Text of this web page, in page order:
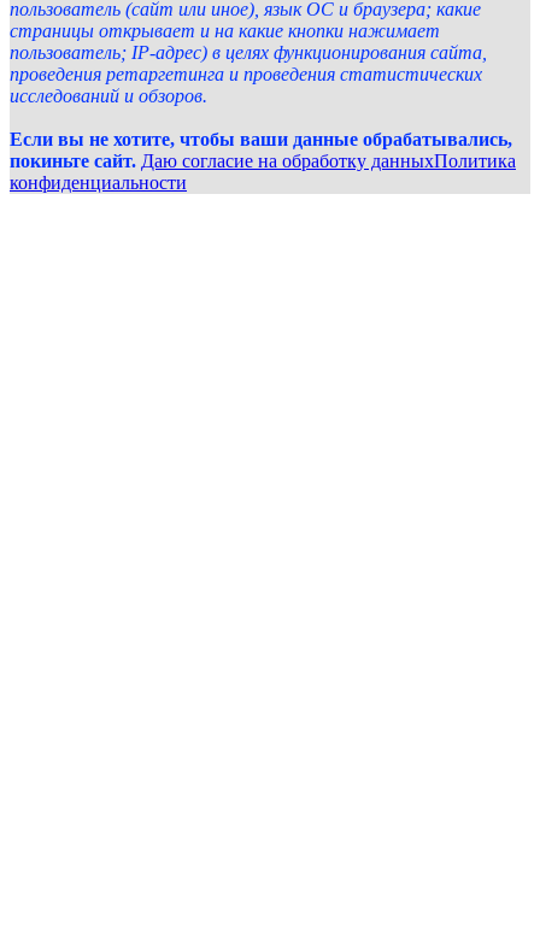
пользователь (сайт или иное), язык ОС и браузера; какие
страницы открывает и на какие кнопки нажимает
пользователь; IP-адрес) в целях функционирования сайта,
проведения ретаргетинга и проведения статистических
исследований и обзоров.
Если вы не хотите, чтобы ваши данные обрабатывались,
покиньте сайт. Даю согласие на обработку данныхПолитика
конфиденциальности